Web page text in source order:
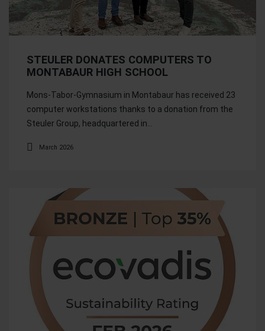
STEULER DONATES COMPUTERS TO
MONTABAUR HIGH SCHOOL
Mons-Tabor-Gymnasium in Montabaur has received 23
computer workstations thanks to a donation from the
Steuler Group, headquartered in…
March 2026